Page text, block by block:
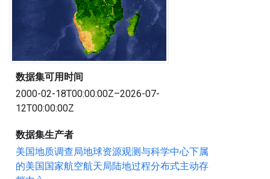
数据集可用时间
2000-02-18T00:00:00Z–2026-07-
12T00:00:00Z
数据集生产者
美国地质调查局地球资源观测与科学中心下属
的美国国家航空航天局陆地过程分布式主动存